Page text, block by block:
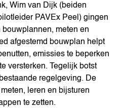
Wim van Dijk (beiden
PAVEx Peel) gingen
meten en
afgestemd bouwplan helpt
emissies te beperken
versterken. Tegelijk botst
regelgeving. De
leren en bijsturen
te zetten.